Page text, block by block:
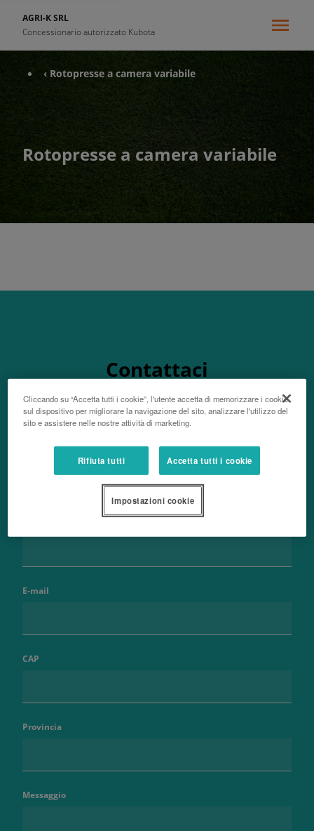
AGRI-K SRL
Concessionario autorizzato Kubota
‹ Rotopresse a camera variabile
Rotopresse a camera variabile
Contattaci
E-mail
CAP
Provincia
Messaggio
Cliccando su “Accetta tutti i cookie”, l'utente accetta di memorizzare i cookie
sul dispositivo per migliorare la navigazione del sito, analizzare l'utilizzo del
sito e assistere nelle nostre attività di marketing.
Rifiuta tutti Accetta tutti i cookie
Impostazioni cookie